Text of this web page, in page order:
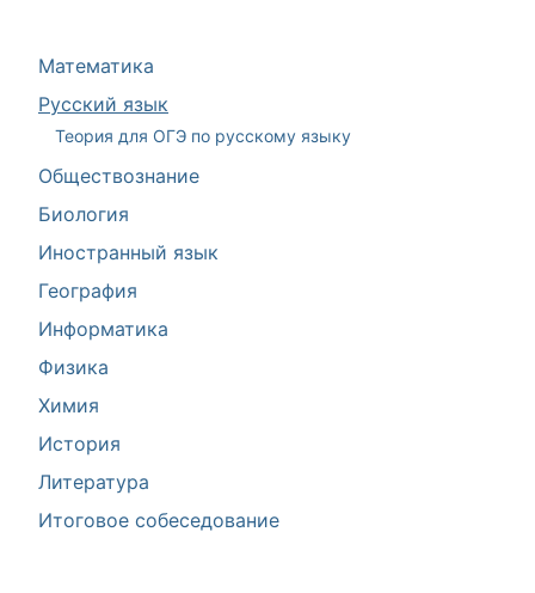
Математика
Русский язык
Теория для ОГЭ по русскому языку
Обществознание
Биология
Иностранный язык
География
Информатика
Физика
Химия
История
Литература
Итоговое собеседование